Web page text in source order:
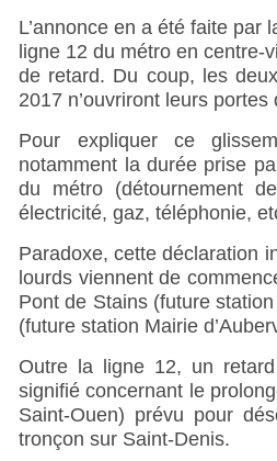
L’annonce en a été faite par
ligne 12 du métro en centre-
de retard. Du coup, les
2017 n’ouvriront leurs portes
Pour expliquer ce
notamment la durée prise
du métro (détournement
électricité, gaz, téléphonie,
Paradoxe, cette déclaration
lourds viennent de
Pont de Stains (future
(future station Mairie
Outre la ligne 12, un
signifié concernant le
Saint-Ouen) prévu pour
tronçon sur Saint-Denis.